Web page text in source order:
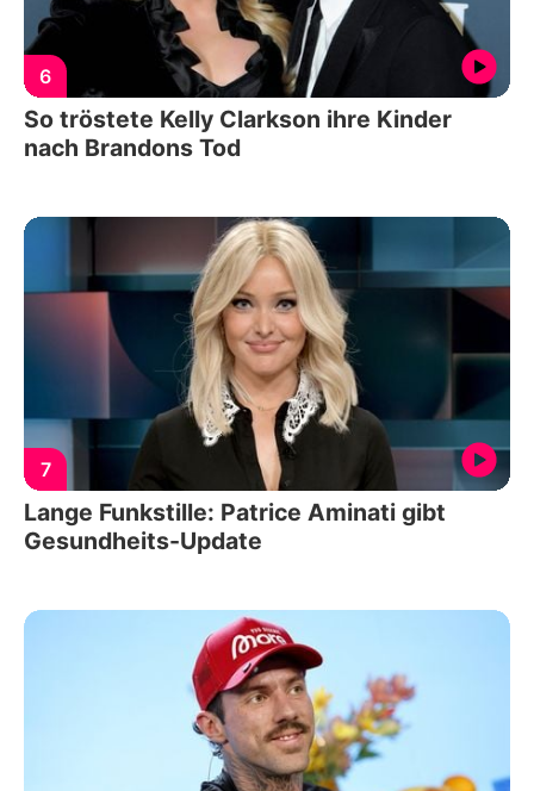
6
So tröstete Kelly Clarkson ihre Kinder
nach Brandons Tod
7
Lange Funkstille: Patrice Aminati gibt
Gesundheits-Update